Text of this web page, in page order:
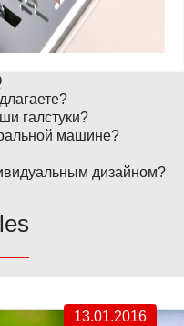
галстуки?
машине?
дизайном?
13.01.2016